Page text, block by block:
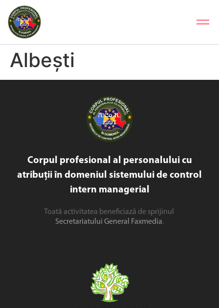
Albești
Corpul profesional al personalului cu
atribuții în domeniul sistemului de control
intern managerial
Toată activitatea beneficiază de sprijinul
Secretariatului General Faxmedia.